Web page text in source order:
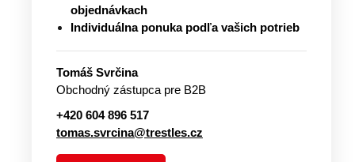
objednávkach
Individuálna ponuka podľa vašich potrieb
Tomáš Svrčina
Obchodný zástupca pre B2B
+420 604 896 517
tomas.svrcina@trestles.cz